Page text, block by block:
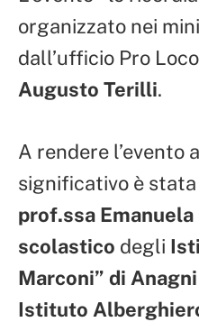
organizzato nei
dall’ufficio Pro
Augusto Terilli.
A rendere l’evento
significativo è
prof.ssa
scolastico degli
Marconi” di Anagni
Istituto